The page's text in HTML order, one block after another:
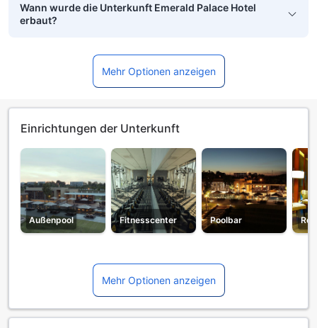
Wann wurde die Unterkunft Emerald Palace Hotel
erbaut?
Mehr Optionen anzeigen
Einrichtungen der Unterkunft
Außenpool Fitnesscenter Poolbar
Mehr Optionen anzeigen